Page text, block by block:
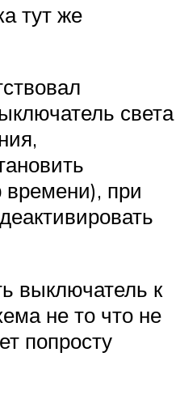
тут же
света
при
выключатель к
не то что не
попросту